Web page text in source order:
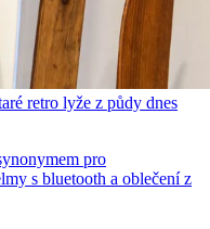
retro lyže z půdy dnes
pro
s bluetooth a oblečení z